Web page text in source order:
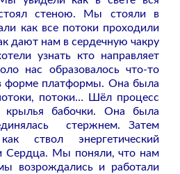
стеною. Мы стояли в
как все потоки проходили
дают нам в сердечную чакру
узнать кто направляет
нас образовалось что-то
платформы. Она была
потоки… Шёл процесс
крылья бабочки. Она была
стержнем. Затем
ствол энергетический
Сердца. Мы поняли, что нам
возрождались и работали